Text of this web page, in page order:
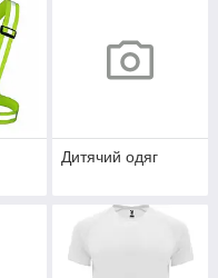
Дитячий одяг